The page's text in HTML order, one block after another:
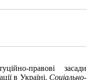
правові засади
в Україні. Соціально-